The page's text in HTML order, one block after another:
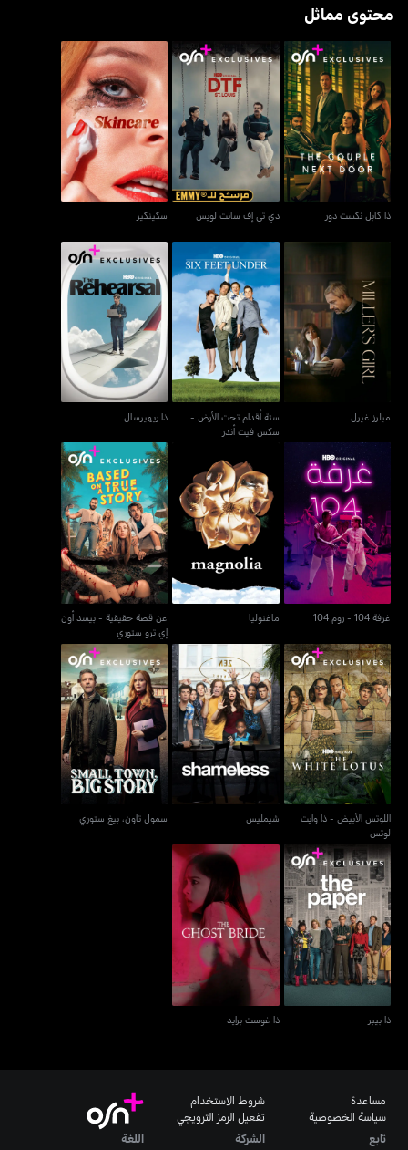
محتوى مماثل
ذا كابل نكست دور
ذا كابل نكست دور
دي تي إف سانت لويس
دي تي إف سانت لويس
سكينكير
سكينكير
ميلرز غيرل
ميلرز غيرل
ستة أقدام تحت الأرض -
سكس فيت أندر
ستة أقدام تحت الأرض -
سكس فيت أندر
ذا ريهيرسال
ذا ريهيرسال
غرفة 104 - روم 104
غرفة 104 - روم 104
ماغنوليا
ماغنوليا
عن قصة حقيقية - بيسد
أون إي ترو ستوري
عن قصة حقيقية - بيسد أون
إي ترو ستوري
اللوتس الأبيض - ذا وايت
لوتس
اللوتس الأبيض - ذا وايت
لوتس
شيمليس
شيمليس
سمول تاون، بيغ ستوري
سمول تاون، بيغ ستوري
ذا بيبر
ذا بيبر
ذا غوست برايد
ذا غوست برايد
مساعدة
سياسة الخصوصية
شروط الاستخدام
تفعيل الرمز الترويجي
تابع
الشركة
اللغة